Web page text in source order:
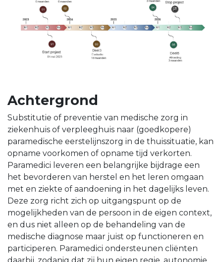
Achtergrond
Substitutie of preventie van medische zorg in
ziekenhuis of verpleeghuis naar (goedkopere)
paramedische eerstelijnszorg in de thuissituatie, kan
opname voorkomen of opname tijd verkorten.
Paramedici leveren een belangrijke bijdrage een
het bevorderen van herstel en het leren omgaan
met en ziekte of aandoening in het dagelijks leven.
Deze zorg richt zich op uitgangspunt op de
mogelijkheden van de persoon in de eigen context,
en dus niet alleen op de behandeling van de
medische diagnose maar juist op functioneren en
participeren. Paramedici ondersteunen cliënten